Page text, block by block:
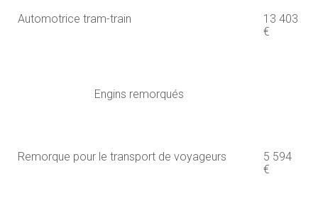
Automotrice tram-train
13 403
€
Engins remorqués
Remorque pour le transport de voyageurs
5 594
€